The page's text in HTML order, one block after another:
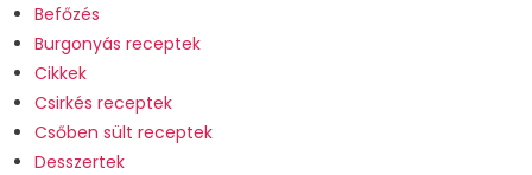
Befőzés
Burgonyás receptek
Cikkek
Csirkés receptek
Csőben sült receptek
Desszertek